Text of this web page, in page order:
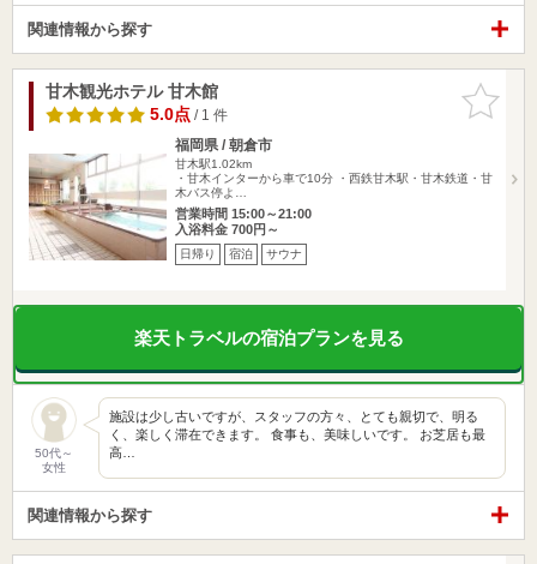
関連情報から探す
お気に入
りに追加
甘木観光ホテル 甘木館
5.0点/ 1 件
福岡県 / 朝倉市
甘木駅1.02km
・甘木インターから車で10分 ・西鉄甘木駅・甘木鉄道・甘
木バス停よ…
営業時間 15:00～21:00
入浴料金 700円～
日帰り 宿泊 サウナ
楽天トラベルの宿泊プランを見る
50代～
女性
施設は少し古いですが、スタッフの方々、とても親切で、明る
く、楽しく滞在できます。 食事も、美味しいです。 お芝居も最
高…
関連情報から探す